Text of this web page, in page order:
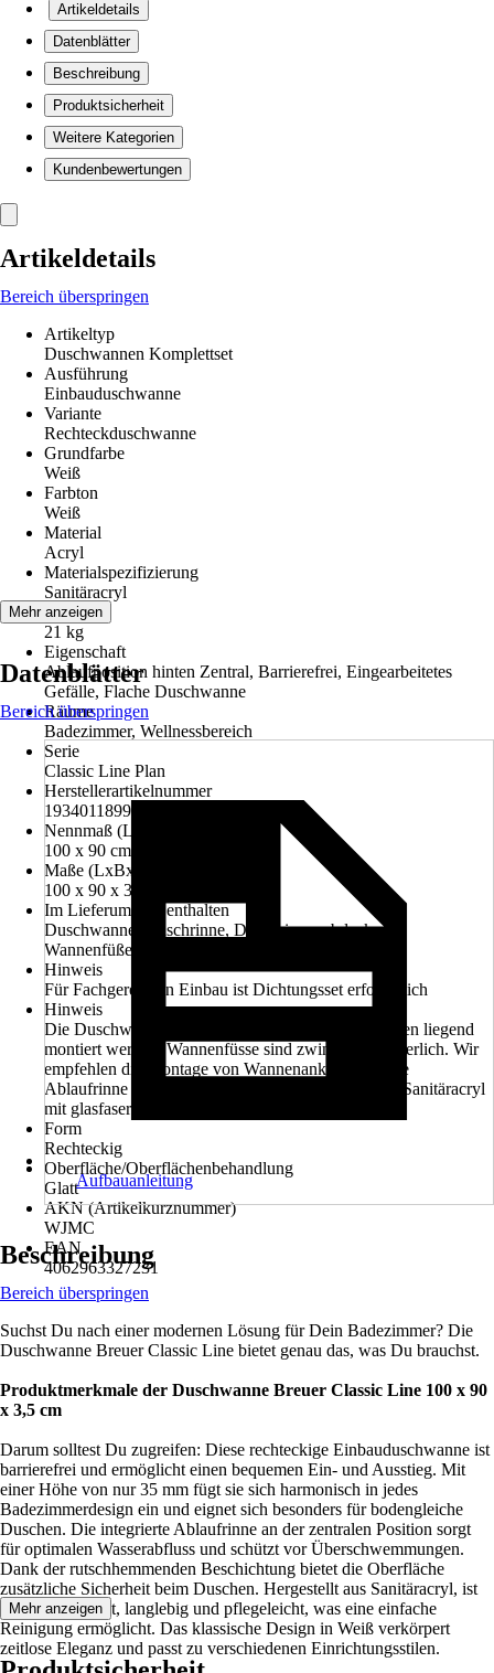
Artikeldetails
Datenblätter
Beschreibung
Produktsicherheit
Weitere Kategorien
Kundenbewertungen
Artikeldetails
Bereich überspringen
Artikeltyp
Duschwannen Komplettset
Ausführung
Einbauduschwanne
Variante
Rechteckduschwanne
Grundfarbe
Weiß
Farbton
Weiß
Material
Acryl
Materialspezifizierung
Sanitäracryl
Gewicht
21 kg
Eigenschaft
Ablaufposition hinten Zentral, Barrierefrei, Eingearbeitetes
Gefälle, Flache Duschwanne
Räume
Badezimmer, Wellnessbereich
Serie
Classic Line Plan
Herstellerartikelnummer
1934011899038
Nennmaß (LxB)
100 x 90 cm
Maße (LxBxH)
100 x 90 x 3.5 cm
Im Lieferumfang enthalten
Duschwanne, Duschrinne, Duschrinnenabdeckung,
Wannenfüße, Waagerechte Ablaufgarnitur DN50
Hinweis
Für Fachgerechten Einbau ist Dichtungsset erforderlich
Hinweis
Die Duschwannen können nicht flach auf dem Boden liegend
montiert werden, Wannenfüsse sind zwingend erfoderlich. Wir
empfehlen die Montage von Wannenankern.schmale
Ablaufrinne 70 mm, UV-beständig, durchgefärbtes Sanitäracryl
mit glasfaserversterärktem Unterboden
Form
Rechteckig
Oberfläche/Oberflächenbehandlung
Glatt
AKN (Artikelkurznummer)
WJMC
EAN
4062963327231
Mehr anzeigen
Datenblätter
Bereich überspringen
Aufbauanleitung
Beschreibung
Bereich überspringen
Suchst Du nach einer modernen Lösung für Dein Badezimmer? Die
Duschwanne Breuer Classic Line bietet genau das, was Du brauchst.
Produktmerkmale der Duschwanne Breuer Classic Line 100 x 90
x 3,5 cm
Darum solltest Du zugreifen: Diese rechteckige Einbauduschwanne ist
barrierefrei und ermöglicht einen bequemen Ein- und Ausstieg. Mit
einer Höhe von nur 35 mm fügt sie sich harmonisch in jedes
Badezimmerdesign ein und eignet sich besonders für bodengleiche
Duschen. Die integrierte Ablaufrinne an der zentralen Position sorgt
für optimalen Wasserabfluss und schützt vor Überschwemmungen.
Dank der rutschhemmenden Beschichtung bietet die Oberfläche
zusätzliche Sicherheit beim Duschen. Hergestellt aus Sanitäracryl, ist
die Wanne leicht, langlebig und pflegeleicht, was eine einfache
Reinigung ermöglicht. Das klassische Design in Weiß verkörpert
zeitlose Eleganz und passt zu verschiedenen Einrichtungsstilen.
Mehr anzeigen